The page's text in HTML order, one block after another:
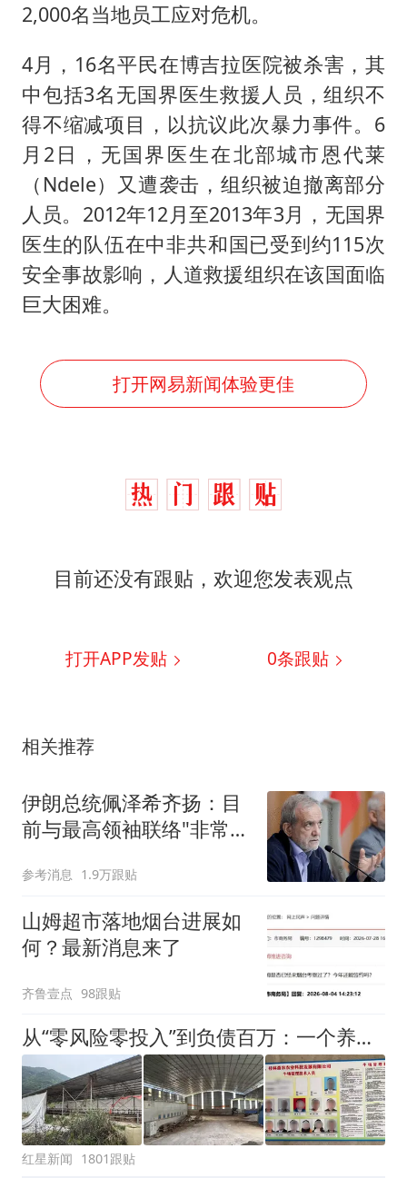
2,000名当地员工应对危机。
4月，16名平民在博吉拉医院被杀害，其
中包括3名无国界医生救援人员，组织不
得不缩减项目，以抗议此次暴力事件。6
月2日，无国界医生在北部城市恩代莱
（Ndele）又遭袭击，组织被迫撤离部分
人员。2012年12月至2013年3月，无国界
医生的队伍在中非共和国已受到约115次
安全事故影响，人道救援组织在该国面临
巨大困难。
打开网易新闻体验更佳
目前还没有跟贴，欢迎您发表观点
打开APP发贴 0条跟贴
相关推荐
伊朗总统佩泽希齐扬：目
前与最高领袖联络"非常困
参考消息 1.9万跟贴
山姆超市落地烟台进展如
何？最新消息来了
齐鲁壹点 98跟贴
从“零风险零投入”到负债百万：一个养牛项目崩盘后，谁该为农户的贷款买单丨红星调查
红星新闻 1801跟贴